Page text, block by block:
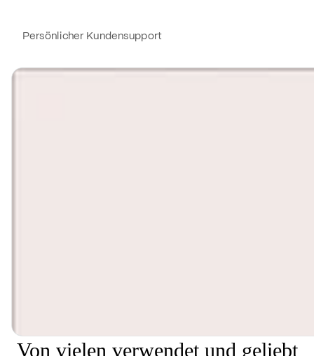
Persönlicher Kundensupport
Von vielen verwendet und geliebt